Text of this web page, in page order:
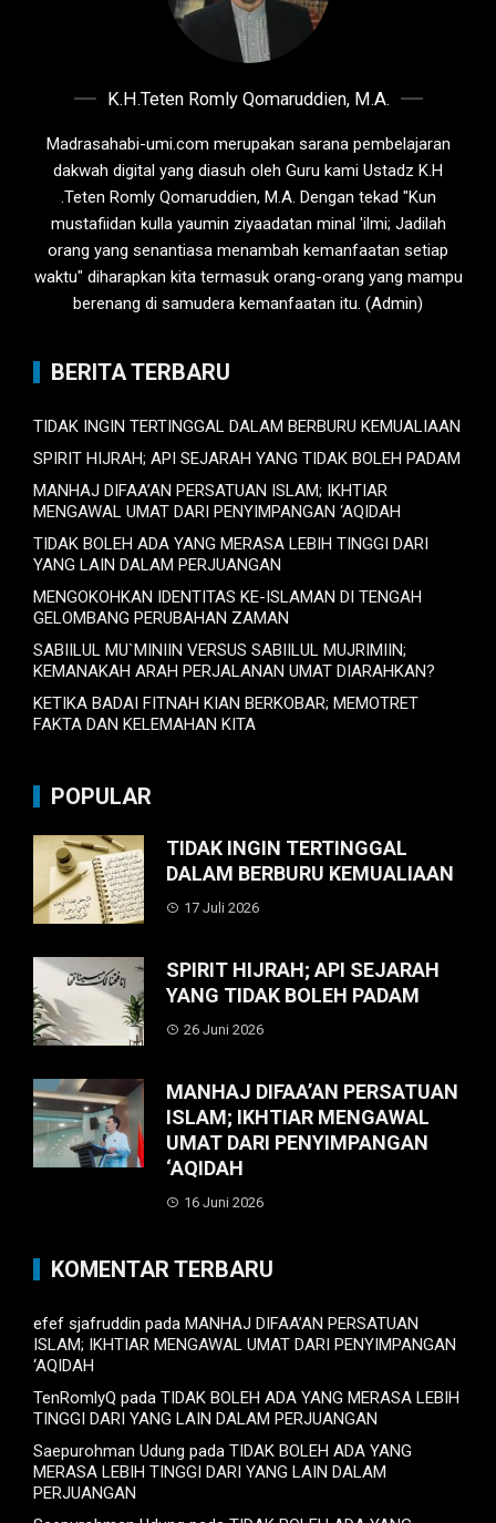
K.H.Teten Romly Qomaruddien, M.A.
Madrasahabi-umi.com merupakan sarana pembelajaran
dakwah digital yang diasuh oleh Guru kami Ustadz K.H
.Teten Romly Qomaruddien, M.A. Dengan tekad "Kun
mustafiidan kulla yaumin ziyaadatan minal 'ilmi; Jadilah
orang yang senantiasa menambah kemanfaatan setiap
waktu" diharapkan kita termasuk orang-orang yang mampu
berenang di samudera kemanfaatan itu. (Admin)
BERITA TERBARU
TIDAK INGIN TERTINGGAL DALAM BERBURU KEMUALIAAN
SPIRIT HIJRAH; API SEJARAH YANG TIDAK BOLEH PADAM
MANHAJ DIFAA’AN PERSATUAN ISLAM; IKHTIAR
MENGAWAL UMAT DARI PENYIMPANGAN ‘AQIDAH
TIDAK BOLEH ADA YANG MERASA LEBIH TINGGI DARI
YANG LAIN DALAM PERJUANGAN
MENGOKOHKAN IDENTITAS KE-ISLAMAN DI TENGAH
GELOMBANG PERUBAHAN ZAMAN
SABIILUL MU`MINIIN VERSUS SABIILUL MUJRIMIIN;
KEMANAKAH ARAH PERJALANAN UMAT DIARAHKAN?
KETIKA BADAI FITNAH KIAN BERKOBAR; MEMOTRET
FAKTA DAN KELEMAHAN KITA
POPULAR
TIDAK INGIN TERTINGGAL
DALAM BERBURU KEMUALIAAN
17 Juli 2026
SPIRIT HIJRAH; API SEJARAH
YANG TIDAK BOLEH PADAM
26 Juni 2026
MANHAJ DIFAA’AN PERSATUAN
ISLAM; IKHTIAR MENGAWAL
UMAT DARI PENYIMPANGAN
‘AQIDAH
16 Juni 2026
KOMENTAR TERBARU
efef sjafruddin pada MANHAJ DIFAA’AN PERSATUAN
ISLAM; IKHTIAR MENGAWAL UMAT DARI PENYIMPANGAN
‘AQIDAH
TenRomlyQ pada TIDAK BOLEH ADA YANG MERASA LEBIH
TINGGI DARI YANG LAIN DALAM PERJUANGAN
Saepurohman Udung pada TIDAK BOLEH ADA YANG
MERASA LEBIH TINGGI DARI YANG LAIN DALAM
PERJUANGAN